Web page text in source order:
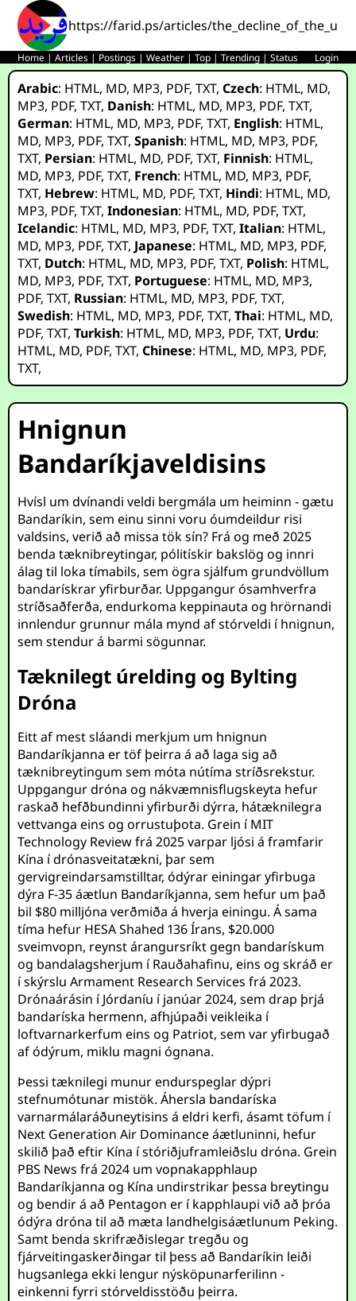
https://farid.ps/articles/
Home |Articles | Postings |Weather |Top |Trending |Status Login
Arabic: HTML, MD, MP3, PDF,TXT,Czech: HTML, MD,
MP3, PDF,TXT, Danish: HTML, MD, MP3, PDF,TXT,
German: HTML, MD, MP3, PDF,TXT, English: HTML,
MD, MP3, PDF,TXT,Spanish: HTML, MD, MP3, PDF,
TXT, Persian: HTML, MD, PDF,TXT, Finnish: HTML,
MD, MP3, PDF,TXT, French: HTML, MD, MP3, PDF,
TXT, Hebrew: HTML, MD, PDF,TXT, Hindi: HTML, MD,
MP3, PDF,TXT,Indonesian: HTML, MD, PDF,TXT,
Icelandic: HTML, MD, MP3, PDF,TXT,Italian: HTML,
MD, MP3, PDF,TXT, Japanese: HTML, MD, MP3, PDF,
TXT, Dutch: HTML, MD, MP3, PDF,TXT, Polish: HTML,
MD, MP3, PDF,TXT, Portuguese: HTML, MD, MP3,
PDF,TXT, Russian: HTML, MD, MP3, PDF,TXT,
Swedish: HTML, MD, MP3, PDF,TXT,Thai: HTML, MD,
PDF,TXT,Turkish: HTML, MD, MP3, PDF,TXT, Urdu:
HTML, MD, PDF,TXT,Chinese: HTML, MD, MP3, PDF,
TXT,
Hnignun
Bandaríkjaveldisins
Hvísl um dvínandi veldi bergmála um heiminn - gætu
Bandaríkin, sem einu sinni voru óumdeildur risi
valdsins, verið að missa tök sín? Frá og með 2025
benda tæknibreytingar, pólitískir bakslög og innri
álag til loka tímabils, sem ögra sjálfum grundvöllum
bandarískrar yfirburðar. Uppgangur ósamhverfra
stríðsaðferða, endurkoma keppinauta og hrörnandi
innlendur grunnur mála mynd af stórveldi í hnignun,
sem stendur á barmi sögunnar.
Tæknilegt úrelding og Bylting
Dróna
Eitt af mest sláandi merkjum um hnignun
Bandaríkjanna er töf þeirra á að laga sig að
tæknibreytingum sem móta nútíma stríðsrekstur.
Uppgangur dróna og nákvæmnisflugskeyta hefur
raskað hefðbundinni yfirburði dýrra, hátæknilegra
vettvanga eins og orrustuþota. Grein í MIT
Technology Review frá 2025 varpar ljósi á framfarir
Kína í drónasveitatækni, þar sem
gervigreindarsamstilltar, ódýrar einingar yfirbuga
dýra F-35 áætlun Bandaríkjanna, sem hefur um það
bil $80 milljóna verðmiða á hverja einingu. Á sama
tíma hefur HESA Shahed 136 Írans, $20.000
sveimvopn, reynst árangursríkt gegn bandarískum
og bandalagsherjum í Rauðahafinu, eins og skráð er
í skýrslu Armament Research Services frá 2023.
Drónaárásin í Jórdaníu í janúar 2024, sem drap þrjá
bandaríska hermenn, afhjúpaði veikleika í
loftvarnarkerfum eins og Patriot, sem var yfirbugað
af ódýrum, miklu magni ógnana.
Þessi tæknilegi munur endurspeglar dýpri
stefnumótunar mistök. Áhersla bandaríska
varnarmálaráðuneytisins á eldri kerfi, ásamt töfum í
Next Generation Air Dominance áætluninni, hefur
skilið það eftir Kína í stóriðjuframleiðslu dróna. Grein
PBS News frá 2024 um vopnakapphlaup
Bandaríkjanna og Kína undirstrikar þessa breytingu
og bendir á að Pentagon er í kapphlaupi við að þróa
ódýra dróna til að mæta landhelgisáætlunum Peking.
Samt benda skrifræðislegar tregðu og
fjárveitingaskerðingar til þess að Bandaríkin leiði
hugsanlega ekki lengur nýsköpunarferilinn -
einkenni fyrri stórveldisstöðu þeirra.